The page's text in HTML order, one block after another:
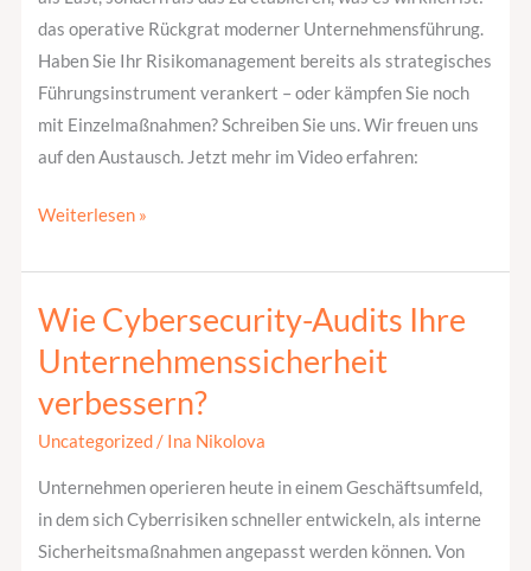
das operative Rückgrat moderner Unternehmensführung.
Haben Sie Ihr Risikomanagement bereits als strategisches
Führungsinstrument verankert – oder kämpfen Sie noch
mit Einzelmaßnahmen? Schreiben Sie uns. Wir freuen uns
auf den Austausch. Jetzt mehr im Video erfahren:
Weiterlesen »
Wie Cybersecurity-Audits Ihre
Unternehmenssicherheit
verbessern?
Uncategorized/ Ina Nikolova
Unternehmen operieren heute in einem Geschäftsumfeld,
in dem sich Cyberrisiken schneller entwickeln, als interne
Sicherheitsmaßnahmen angepasst werden können. Von
Wie
Cybersecurity-
Audits
Ihre
Unternehmenssicherheit